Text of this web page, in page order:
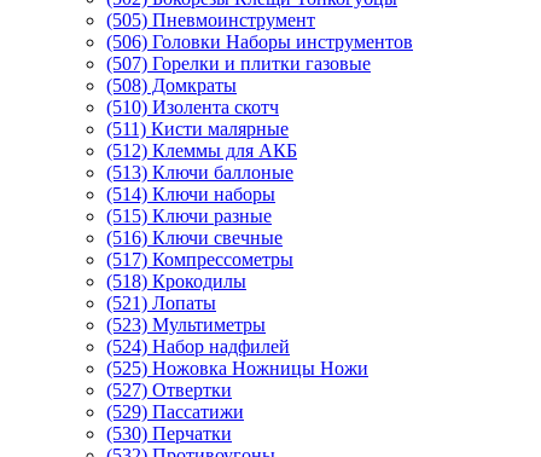
(505) Пневмоинструмент
(506) Головки Наборы инструментов
(507) Горелки и плитки газовые
(508) Домкраты
(510) Изолента скотч
(511) Кисти малярные
(512) Клеммы для АКБ
(513) Ключи баллоные
(514) Ключи наборы
(515) Ключи разные
(516) Ключи свечные
(517) Компрессометры
(518) Крокодилы
(521) Лопаты
(523) Мультиметры
(524) Набор надфилей
(525) Ножовка Ножницы Ножи
(527) Отвертки
(529) Пассатижи
(530) Перчатки